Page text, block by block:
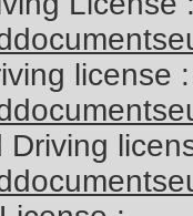
license :
Driving